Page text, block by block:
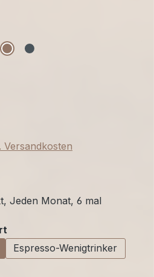
Versandkosten
Jeden Monat, 6 mal
Espresso-Wenigtrinker